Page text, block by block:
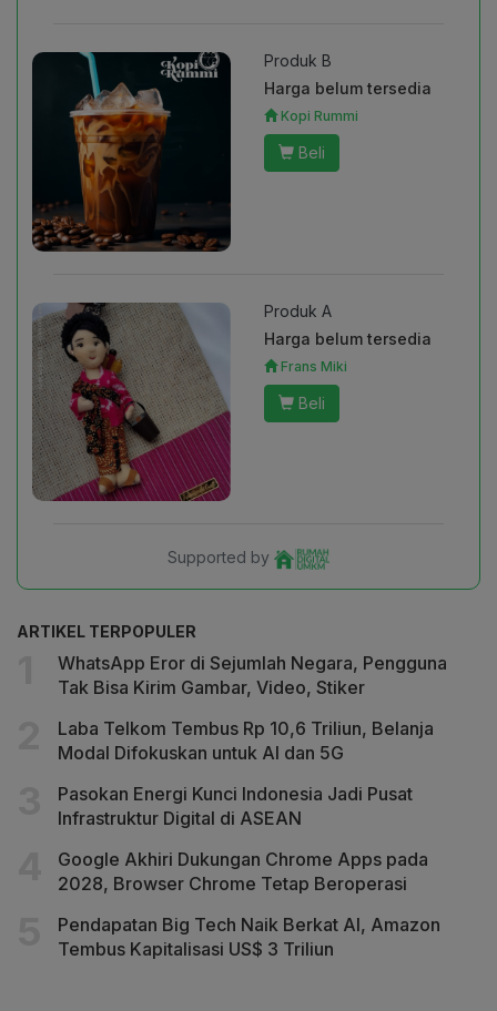
Produk B
Harga belum tersedia
Kopi Rummi
Beli
Produk A
Harga belum tersedia
Frans Miki
Beli
Supported by
ARTIKEL TERPOPULER
WhatsApp Eror di Sejumlah Negara, Pengguna
Tak Bisa Kirim Gambar, Video, Stiker
Laba Telkom Tembus Rp 10,6 Triliun, Belanja
Modal Difokuskan untuk AI dan 5G
Pasokan Energi Kunci Indonesia Jadi Pusat
Infrastruktur Digital di ASEAN
Google Akhiri Dukungan Chrome Apps pada
2028, Browser Chrome Tetap Beroperasi
Pendapatan Big Tech Naik Berkat AI, Amazon
Tembus Kapitalisasi US$ 3 Triliun